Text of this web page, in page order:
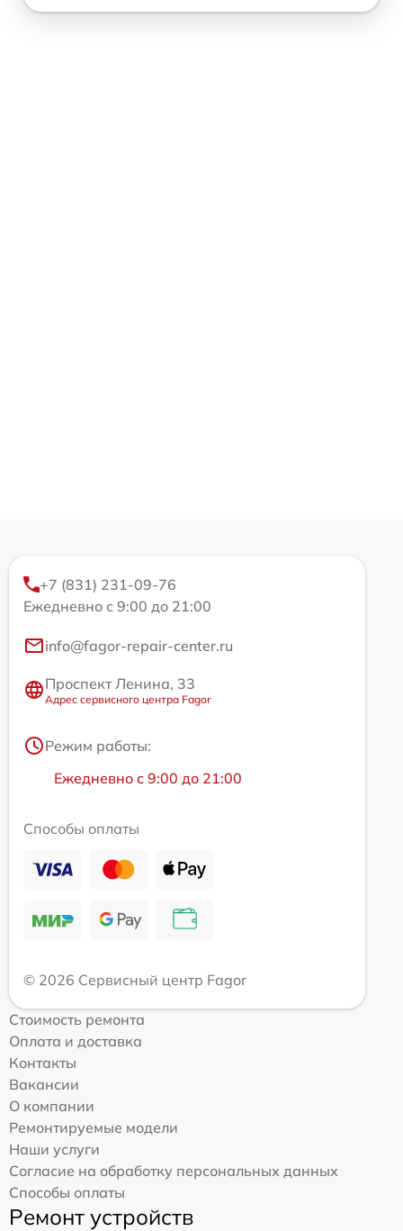
+7 (831) 231-09-76
Ежедневно с 9:00 до 21:00
info@fagor-repair-center.ru
Проспект Ленина, 33
Адрес сервисного центра Fagor
Режим работы:
Ежедневно с 9:00 до 21:00
Способы оплаты
© 2026 Сервисный центр Fagor
Стоимость ремонта
Оплата и доставка
Контакты
Вакансии
О компании
Ремонтируемые модели
Наши услуги
Согласие на обработку персональных данных
Способы оплаты
Ремонт устройств